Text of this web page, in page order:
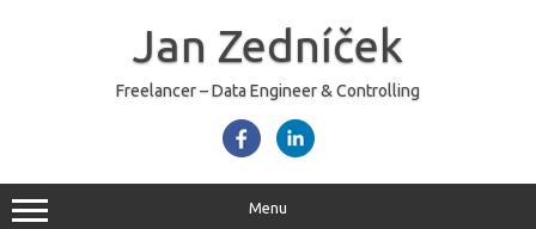
Jan Zedníček
Freelancer – Data Engineer & Controlling
Menu